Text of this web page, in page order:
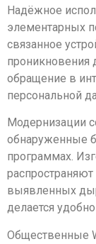
Надёжное
элементарных
связанное
проникновения
обращение в
персональной
Модернизации
обнаруженные
программах.
распространяют
выявленных
делается
Общественные